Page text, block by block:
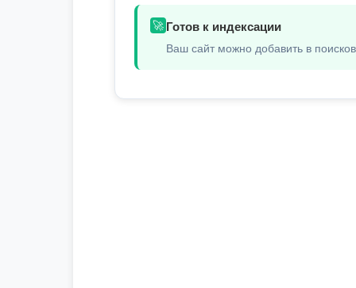
🚀 Готов к индексации
Ваш сайт можно добавить в